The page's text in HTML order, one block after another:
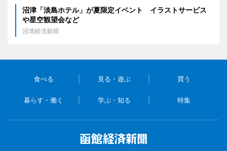
沼津「淡島ホテル」が夏限定イベント イラストサービス
や星空観望会など
沼津経済新聞
食べる 見る・遊ぶ 買う
暮らす・働く 学ぶ・知る 特集